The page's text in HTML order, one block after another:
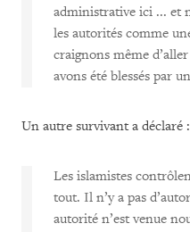
administrative ici ... et
les autorités comme
craignons même
avons été blessés par
Un autre survivant a déclaré :
Les islamistes
tout. Il n’y a pas
autorité n’est venue